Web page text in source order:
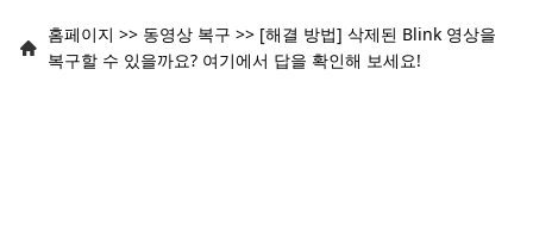
홈페이지 >> 동영상 복구 >> [해결 방법] 삭제된 Blink 영상을
복구할 수 있을까요? 여기에서 답을 확인해 보세요!